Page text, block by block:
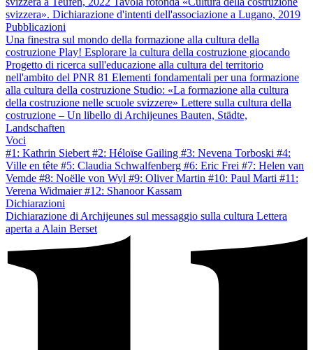
svizzera». Dichiarazione d'intenti dell'associazione a Lugano, 2019
Pubblicazioni
Una finestra sul mondo della formazione alla cultura della
costruzione Play! Esplorare la cultura della costruzione giocando
Progetto di ricerca sull'educazione alla cultura del territorio
nell'ambito del PNR 81 Elementi fondamentali per una formazione
alla cultura della costruzione Studio: «La formazione alla cultura
della costruzione nelle scuole svizzere» Lettere sulla cultura della
costruzione – Un libello di Archijeunes Bauten, Städte,
Landschaften
Voci
#1: Kathrin Siebert #2: Héloïse Gailing #3: Nevena Torboski #4:
Ville en tête #5: Claudia Schwalfenberg #6: Eric Frei #7: Helen van
Vemde #8: Noëlle von Wyl #9: Oliver Martin #10: Paul Marti #11:
Verena Widmaier#12: Shanoor Kassam
Dichiarazioni
Dichiarazione di Archijeunes sul messaggio sulla cultura Lettera
aperta a Alain Berset